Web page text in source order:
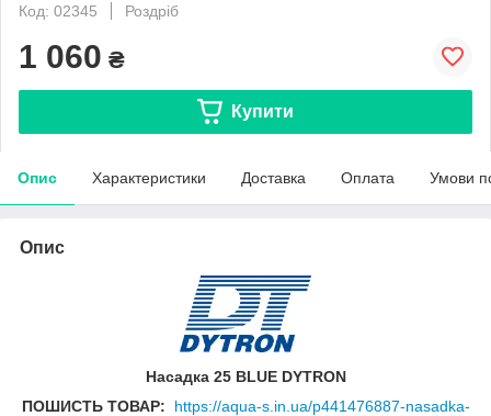
Код: 02345
Роздріб
1 060 ₴
Купити
Опис Характеристики Доставка Оплата Умови
Опис
Насадка 25 BLUE DYTRON
ПОШИСТЬ ТОВАР: https://aqua-s.in.ua/p441476887-nasadka-